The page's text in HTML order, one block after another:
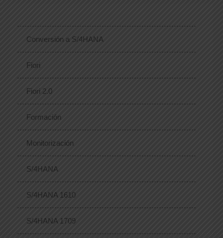
Conversión a S/4HANA
Fiori
Fiori 2.0
Formación
Monitorización
S/4HANA
S/4HANA 1610
S/4HANA 1709